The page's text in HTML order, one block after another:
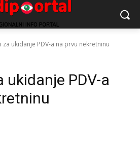
za ukidanje PDV-a na prvu nekretninu
ukidanje PDV-a